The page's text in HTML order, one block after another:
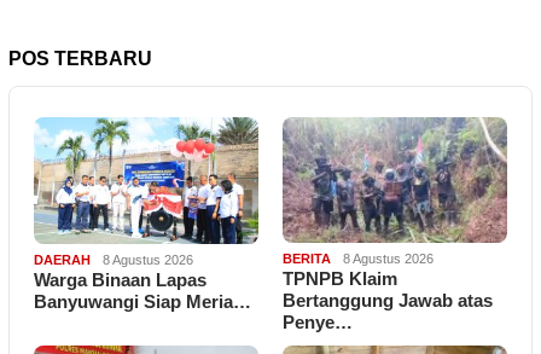
POS TERBARU
DAERAH 8 Agustus 2026
Warga Binaan Lapas
Banyuwangi Siap Meria…
BERITA 8 Agustus 2026
TPNPB Klaim
Bertanggung Jawab atas
Penye…